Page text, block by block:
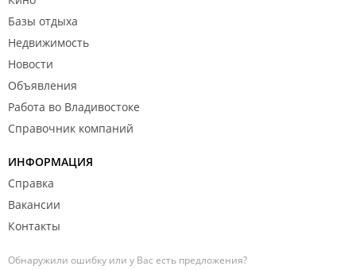
Базы отдыха
Недвижимость
Новости
Объявления
Работа во Владивостоке
Справочник компаний
ИНФОРМАЦИЯ
Справка
Вакансии
Контакты
Обнаружили ошибку или у Вас есть предложения?